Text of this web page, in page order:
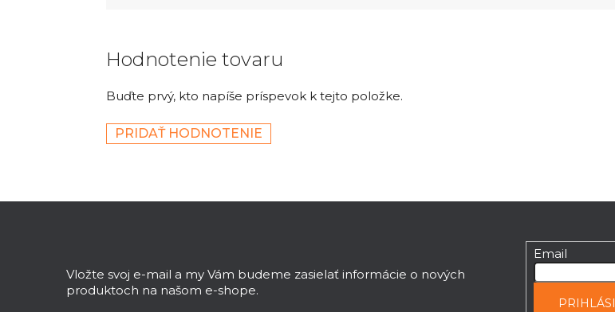
Hodnotenie tovaru
Buďte prvý, kto napíše príspevok k tejto položke.
PRIDAŤ HODNOTENIE
Vložte svoj e-mail a my Vám budeme zasielať informácie o nových
produktoch na našom e-shope.
Email